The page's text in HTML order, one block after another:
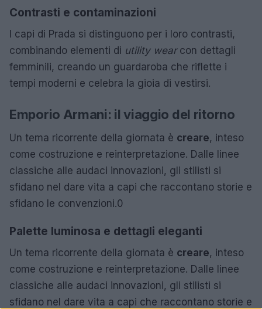
Contrasti e contaminazioni
I capi di Prada si distinguono per i loro contrasti,
combinando elementi di utility wearcon dettagli
femminili, creando un guardaroba che riflette i
tempi moderni e celebra la gioia di vestirsi.
Emporio Armani: il viaggio del ritorno
Un tema ricorrente della giornata è creare, inteso
come costruzione e reinterpretazione. Dalle linee
classiche alle audaci innovazioni, gli stilisti si
sfidano nel dare vita a capi che raccontano storie e
sfidano le convenzioni.0
Palette luminosa e dettagli eleganti
Un tema ricorrente della giornata è creare, inteso
come costruzione e reinterpretazione. Dalle linee
classiche alle audaci innovazioni, gli stilisti si
sfidano nel dare vita a capi che raccontano storie e